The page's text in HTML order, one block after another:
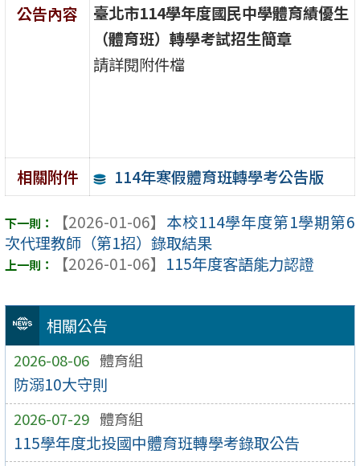
相關公告
2026-08-06 體育組
防溺10大守則
2026-07-29 體育組
115學年度北投國中體育班轉學考錄取公告
公告內容
臺北市114學年度國民中學體育績優生
（體育班）轉學考試招生簡章
請詳閱附件檔
相關附件 114年寒假體育班轉學考公告版
【2026-01-06】 本校114學年度第1學期第6
次代理教師（第1招）錄取結果
【2026-01-06】 115年度客語能力認證